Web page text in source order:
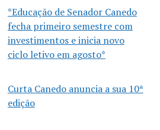
*Educação de Senador Canedo
fecha primeiro semestre com
investimentos e inicia novo
ciclo letivo em agosto*
Curta Canedo anuncia a sua 10ª
edição